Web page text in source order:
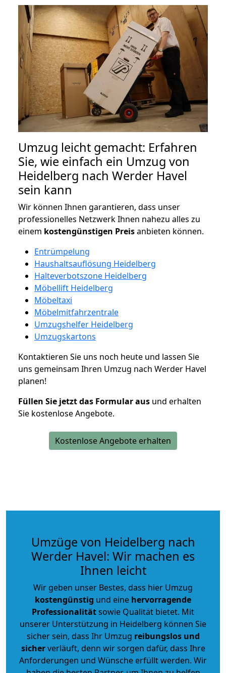
Umzug leicht gemacht: Erfahren
Sie, wie einfach ein Umzug von
Heidelberg nach Werder Havel
sein kann
Wir können Ihnen garantieren, dass unser
professionelles Netzwerk Ihnen nahezu alles zu
einem kostengünstigen Preisanbieten können.
Entrümpelung
Haushaltsauflösung Heidelberg
Halteverbotszone Heidelberg
Möbellift Heidelberg
Möbeltaxi
Möbelmitfahrzentrale
Umzugshelfer Heidelberg
Umzugskartons
Kontaktieren Sie uns noch heute und lassen Sie
uns gemeinsam Ihren Umzug nach Werder Havel
planen!
Füllen Sie jetzt das Formular aus und erhalten
Sie kostenlose Angebote.
Kostenlose Angebote erhalten
Umzüge von Heidelberg nach
Werder Havel: Wir machen es
Ihnen leicht
Wir geben unser Bestes, dass hier Umzug
kostengünstig und eine hervorragende
Professionalitätsowie Qualität bietet. Mit
unserer Unterstützung in Heidelberg können Sie
sicher sein, dass Ihr Umzug reibungslos und
sicherverläuft, denn wir sorgen dafür, dass Ihre
Anforderungen und Wünsche erfüllt werden. Wir